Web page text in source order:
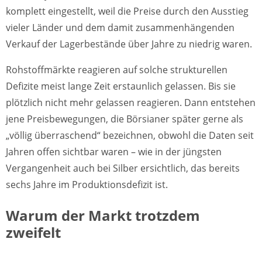
komplett eingestellt, weil die Preise durch den Ausstieg
vieler Länder und dem damit zusammenhängenden
Verkauf der Lagerbestände über Jahre zu niedrig waren.
Rohstoffmärkte reagieren auf solche strukturellen
Defizite meist lange Zeit erstaunlich gelassen. Bis sie
plötzlich nicht mehr gelassen reagieren. Dann entstehen
jene Preisbewegungen, die Börsianer später gerne als
„völlig überraschend“ bezeichnen, obwohl die Daten seit
Jahren offen sichtbar waren – wie in der jüngsten
Vergangenheit auch bei Silber ersichtlich, das bereits
sechs Jahre im Produktionsdefizit ist.
Warum der Markt trotzdem
zweifelt